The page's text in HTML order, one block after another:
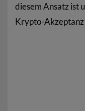
diesem Ansatz ist
Krypto-Akzeptanz